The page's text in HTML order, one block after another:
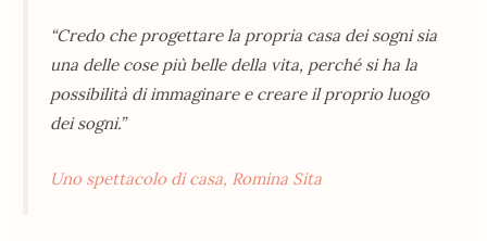
“Credo che progettare la propria casa dei sogni sia
una delle cose più belle della vita, perché si ha la
possibilità di immaginare e creare il proprio luogo
dei sogni.”
Uno spettacolo di casa, Romina Sita